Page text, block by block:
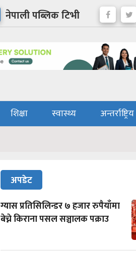
नेपाली पब्लिक टिभी
शिक्षा स्वास्थ्य
अन्तर्राष्ट्रिय
अपडेट
ग्यास प्रतिसिलिन्डर ७ हजार रुपैयाँमा
बेच्ने किराना पसल सञ्चालक पक्राउ